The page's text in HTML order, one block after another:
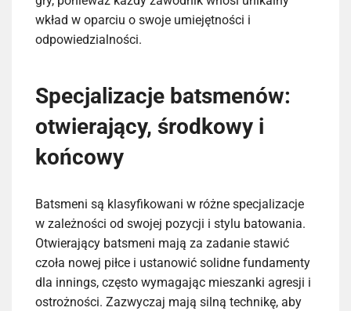
wkład w oparciu o swoje umiejętności i
odpowiedzialności.
Specjalizacje batsmenów:
otwierający, środkowy i
końcowy
Batsmeni są klasyfikowani w różne specjalizacje
w zależności od swojej pozycji i stylu batowania.
Otwierający batsmeni mają za zadanie stawić
czoła nowej piłce i ustanowić solidne fundamenty
dla innings, często wymagając mieszanki agresji i
ostrożności. Zazwyczaj mają silną technikę, aby